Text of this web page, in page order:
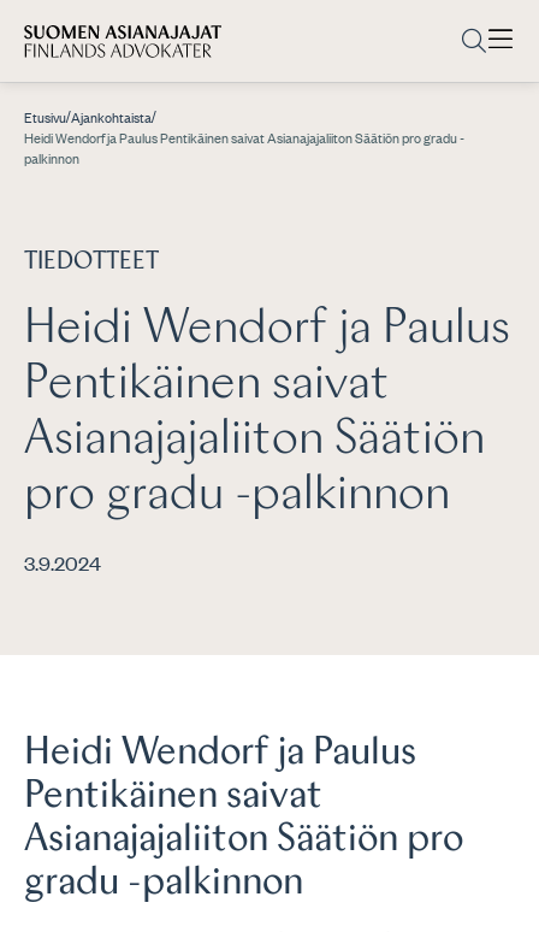
Etusivu/Ajankohtaista/
Heidi Wendorf ja Paulus Pentikäinen saivat Asianajajaliiton Säätiön pro gradu -
palkinnon
TIEDOTTEET
Heidi Wendorf ja Paulus
Pentikäinen saivat
Asianajajaliiton Säätiön
pro gradu -palkinnon
3.9.2024
Heidi Wendorf ja Paulus
Pentikäinen saivat
Asianajajaliiton Säätiön pro
gradu -palkinnon